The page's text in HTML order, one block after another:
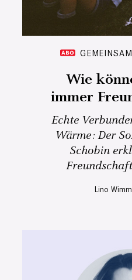
Wie
immer
Echte
Wärme: Der
Schobin
Lino